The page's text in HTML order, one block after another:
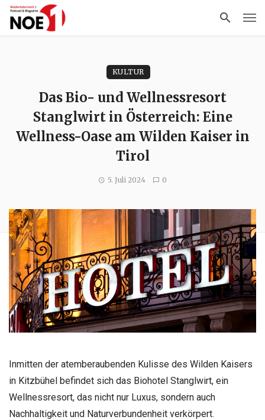
KULTUR
Das Bio- und Wellnessresort
Stanglwirt in Österreich: Eine
Wellness-Oase am Wilden Kaiser in
Tirol
5. Juli 2024 0
Inmitten der atemberaubenden Kulisse des Wilden Kaisers
in Kitzbühel befindet sich das Biohotel Stanglwirt, ein
Wellnessresort, das nicht nur Luxus, sondern auch
Nachhaltigkeit und Naturverbundenheit verkörpert.